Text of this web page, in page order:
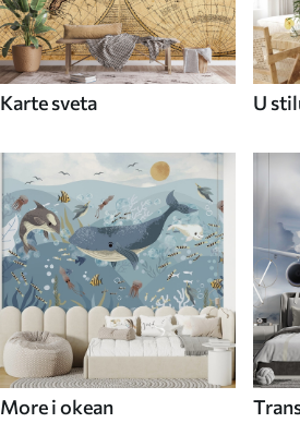
Karte sveta U
More i okean